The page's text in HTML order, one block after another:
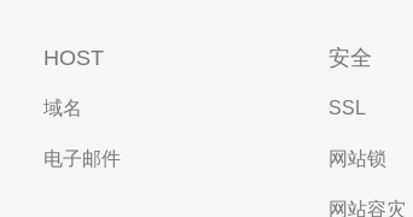
HOST
域名
电子邮件
安全
SSL
网站锁
网站容灾